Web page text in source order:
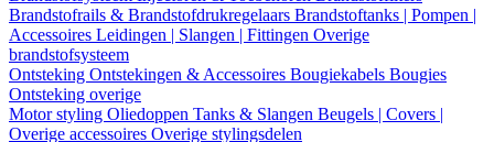
Brandstofrails & Brandstofdrukregelaars Brandstoftanks | Pompen |
Accessoires Leidingen | Slangen | Fittingen Overige
brandstofsysteem
Ontsteking Ontstekingen & Accessoires Bougiekabels Bougies
Ontsteking overige
Motor styling Oliedoppen Tanks & Slangen Beugels | Covers |
Overige accessoires Overige stylingsdelen